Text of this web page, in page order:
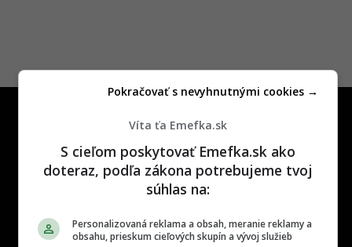
One time najzábavnejšie miesto na
najzabávnejšie miesto na svete
Víta ťa Emefka.sk
S cieľom poskytovať Emefka.sk ako
doteraz, podľa zákona potrebujeme tvoj
súhlas na:
Personalizovaná reklama a obsah, meranie reklamy a
obsahu, prieskum cieľových skupín a vývoj služieb
Pokračovať s nevyhnutnými cookies →